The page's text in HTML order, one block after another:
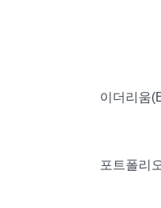
이더리움
포트폴리